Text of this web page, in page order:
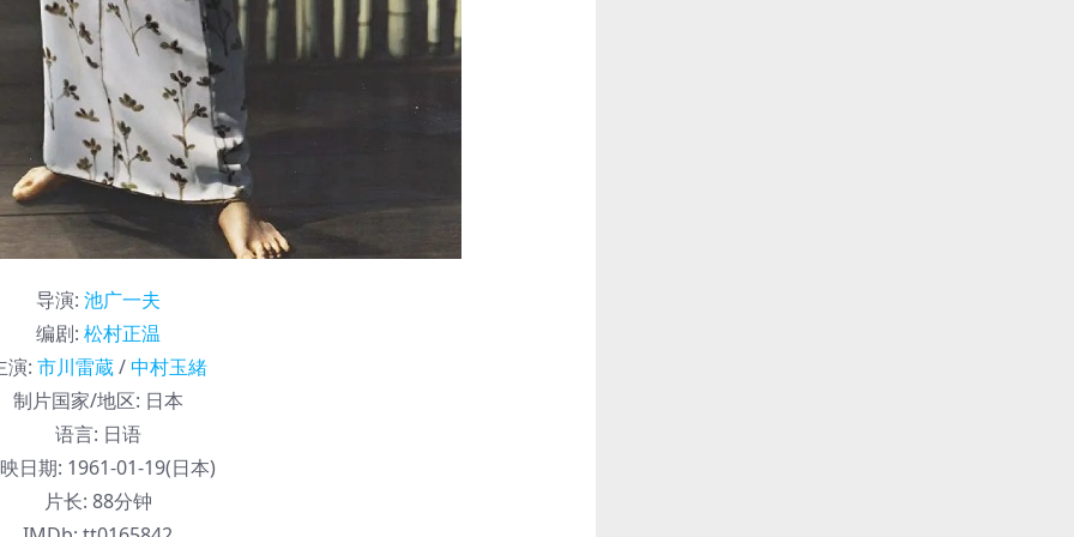
导演: 池广一夫
编剧: 松村正温
演: 市川雷蔵/中村玉緒
制片国家/地区: 日本
语言: 日语
日期: 1961-01-19(日本)
片长: 88分钟